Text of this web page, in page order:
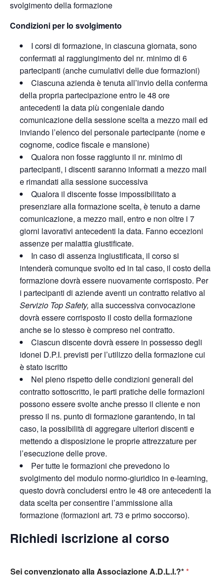
svolgimento della formazione
Condizioni per lo svolgimento
I corsi di formazione, in ciascuna giornata, sono
confermati al raggiungimento del nr. minimo di 6
partecipanti (anche cumulativi delle due formazioni)
Ciascuna azienda è tenuta all’invio della conferma
della propria partecipazione entro le 48 ore
antecedenti la data più congeniale dando
comunicazione della sessione scelta a mezzo mail ed
inviando l’elenco del personale partecipante (nome e
cognome, codice fiscale e mansione)
Qualora non fosse raggiunto il nr. minimo di
partecipanti, i discenti saranno informati a mezzo mail
e rimandati alla sessione successiva
Qualora il discente fosse impossibilitato a
presenziare alla formazione scelta, è tenuto a darne
comunicazione, a mezzo mail, entro e non oltre i 7
giorni lavorativi antecedenti la data. Fanno eccezioni
assenze per malattia giustificate.
In caso di assenza ingiustificata, il corso si
intenderà comunque svolto ed in tal caso, il costo della
formazione dovrà essere nuovamente corrisposto. Per
i partecipanti di aziende aventi un contratto relativo al
Servizio Top Safety, alla successiva convocazione
dovrà essere corrisposto il costo della formazione
anche se lo stesso è compreso nel contratto.
Ciascun discente dovrà essere in possesso degli
idonei D.P.I. previsti per l’utilizzo della formazione cui
è stato iscritto
Nel pieno rispetto delle condizioni generali del
contratto sottoscritto, le parti pratiche delle formazioni
possono essere svolte anche presso il cliente e non
presso il ns. punto di formazione garantendo, in tal
caso, la possibilità di aggregare ulteriori discenti e
mettendo a disposizione le proprie attrezzature per
l’esecuzione delle prove.
Per tutte le formazioni che prevedono lo
svolgimento del modulo normo-giuridico in e-learning,
questo dovrà concludersi entro le 48 ore antecedenti la
data scelta per consentire l’ammissione alla
formazione (formazioni art. 73 e primo soccorso).
Richiedi iscrizione al corso
Sei convenzionato alla Associazione A.D.L.I.?**